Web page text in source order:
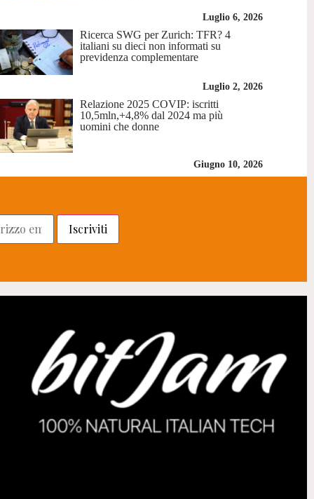
Luglio 6, 2026
Ricerca SWG per Zurich: TFR? 4
italiani su dieci non informati su
previdenza complementare
Luglio 2, 2026
Relazione 2025 COVIP: iscritti
10,5mln,+4,8% dal 2024 ma più
uomini che donne
Giugno 10, 2026